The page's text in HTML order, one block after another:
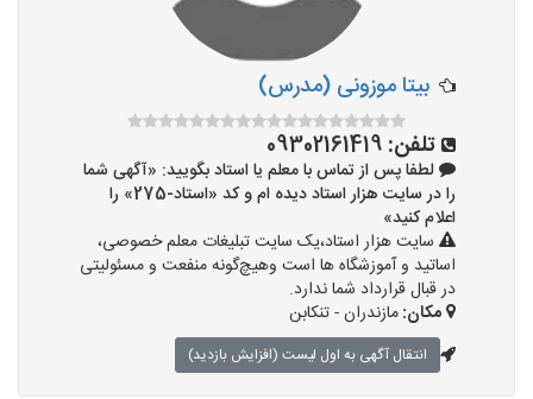
بیتا موزونی (مدرس)
تلفن: 09302161419
لطفا پس از تماس با معلم یا استاد بگویید: «آگهی شما
را در سایت هزار استاد دیده ام و کد «استاد-275» را
اعلام کنید»
سایت هزار استاد،یک سایت تبلیغات معلم خصوصی،
اساتید و آموزشگاه ها است وهیچ‌گونه منفعت و مسئولیتی
در قبال قرارداد شما ندارد.
مکان:مازندران - تنکابن
انتقال آگهی به اول لیست (افزایش بازدید)